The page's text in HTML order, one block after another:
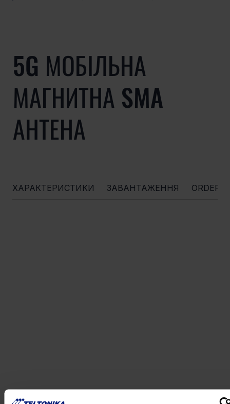
5G МОБІЛЬНА
МАГНИТНА SMA
АНТЕНА
ХАРАКТЕРИСТИКИ ЗАВАНТАЖЕННЯ